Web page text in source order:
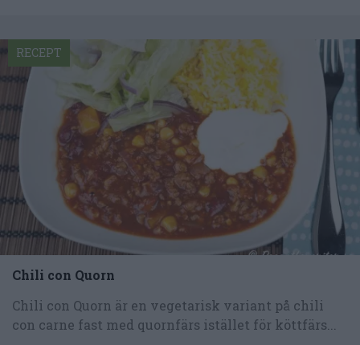
Chili con Quorn
Chili con Quorn är en vegetarisk variant på chili
con carne fast med quornfärs istället för köttfärs...
RECEPT